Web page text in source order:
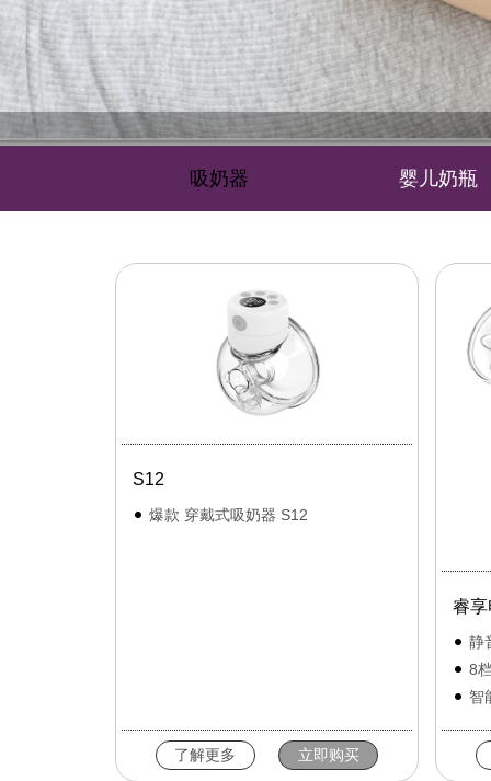
吸奶器 婴儿奶瓶
S12
爆款 穿戴式吸奶器 S12
了解更多 立即购买
睿
静
8
智